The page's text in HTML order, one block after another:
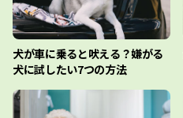
犬が車に乗ると吠える？嫌がる
犬に試したい7つの方法